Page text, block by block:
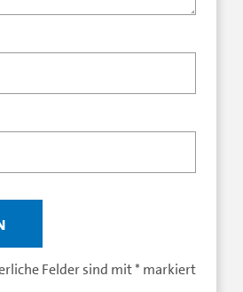
Felder sind mit* markiert